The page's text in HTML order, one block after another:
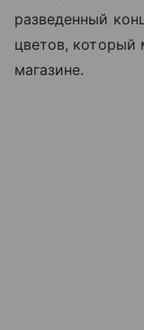
разведенный
цветов, который
магазине.